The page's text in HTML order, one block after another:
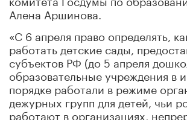
Алена Аршинова.
«С 6 апреля право определять,
работать детские сады,
субъектов РФ (до 5 апреля
образовательные учреждения в
порядке работали в режиме
дежурных групп для детей, чьи
работают в организациях,